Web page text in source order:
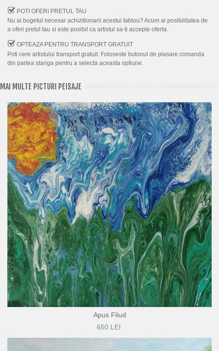
POTI OFERI PRETUL TAU
Nu ai bugetul necesar achizitionarii acestui tablou? Acum ai posibilitatea de
a oferi pretul tau si este posibil ca artistul sa-ti accepte oferta.
OPTEAZA PENTRU TRANSPORT GRATUIT
Poti cere artistului transport gratuit. Foloseste butonul de plasare comanda
din partea stanga pentru a selecta aceasta optiune.
MAI MULTE PICTURI PEISAJE
Apus Fliud
650 LEI